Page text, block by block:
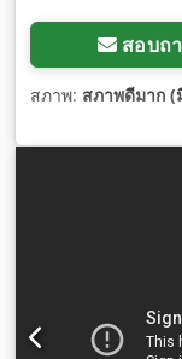
สอบถ
สภาพ: สภาพดีมาก (